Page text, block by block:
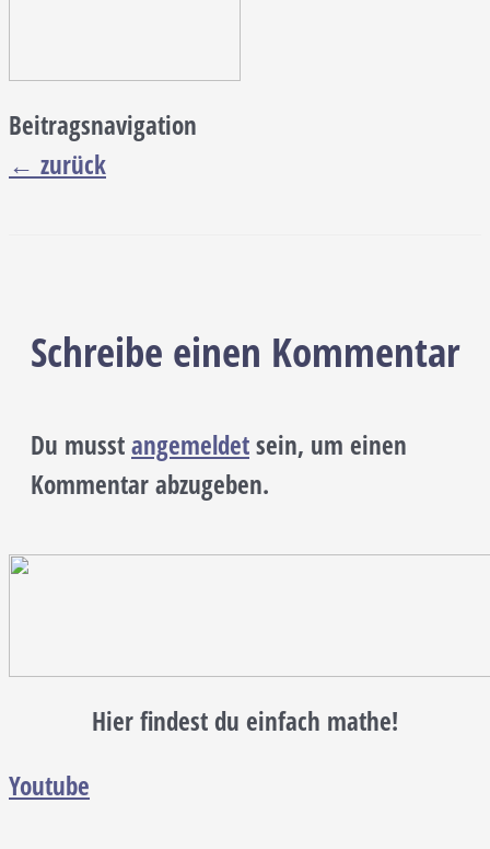
Beitragsnavigation
← zurück
Schreibe einen Kommentar
Du musstangemeldetsein, um einen
Kommentar abzugeben.
Hier findest du einfach mathe!
Youtube